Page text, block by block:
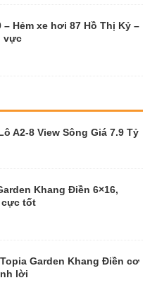
– Hẻm xe hơi 87 Hồ Thị Kỷ –
vực
A2-8 View Sông Giá 7.9 Tỷ
Khang Điền 6×16,
cực tốt
Garden Khang Điền cơ
lời